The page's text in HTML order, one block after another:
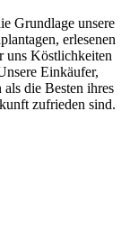
Grundlage unsere
erlesenen
uns Köstlichkeiten
Einkäufer,
die Besten ihres
zufrieden sind.